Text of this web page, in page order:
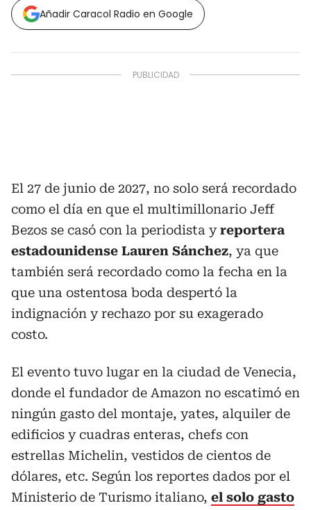
Añadir Caracol Radio en Google
El 27 de junio de 2027, no solo será recordado
como el día en que el multimillonario Jeff
Bezos se casó con la periodista yreportera
estadounidense Lauren Sánchez, ya que
también será recordado como la fecha en la
que una ostentosa boda despertó la
indignación y rechazo por su exagerado
costo.
El evento tuvo lugar en la ciudad de Venecia,
donde el fundador de Amazon no escatimó en
ningún gasto del montaje, yates, alquiler de
edificios y cuadras enteras, chefs con
estrellas Michelin, vestidos de cientos de
dólares, etc. Según los reportes dados por el
Ministerio de Turismo italiano, el solo gasto